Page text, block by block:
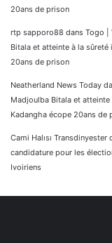
20ans de prison
rtp sapporo88 dans Togo |
Bitala et atteinte à la sûreté
20ans de prison
Neatherland News Today
Madjoulba Bitala et atteinte
Kadangha écope 20ans de
Cami Halısı Transdinyester
candidature pour les
Ivoiriens